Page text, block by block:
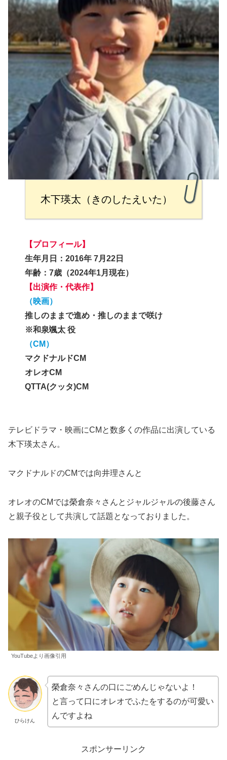
木下瑛太（きのしたえいた）
【プロフィール】
生年月日：2016年 7月22日
年齢：7歳（2024年1月現在）
【出演作・代表作】
（映画）
推しのままで進め・推しのままで咲け
※和泉颯太 役
（CM）
マクドナルドCM
オレオCM
QTTA(クッタ)CM
テレビドラマ・映画にCMと数多くの作品に出演している
木下瑛太さん。
マクドナルドのCMでは向井理さんと
オレオのCMでは榮倉奈々さんとジャルジャルの後藤さん
と親子役として共演して話題となっておりました。
YouTubeより画像引用
ひらけん
榮倉奈々さんの口にごめんじゃないよ！
と言って口にオレオでふたをするのが可愛い
んですよね
スポンサーリンク